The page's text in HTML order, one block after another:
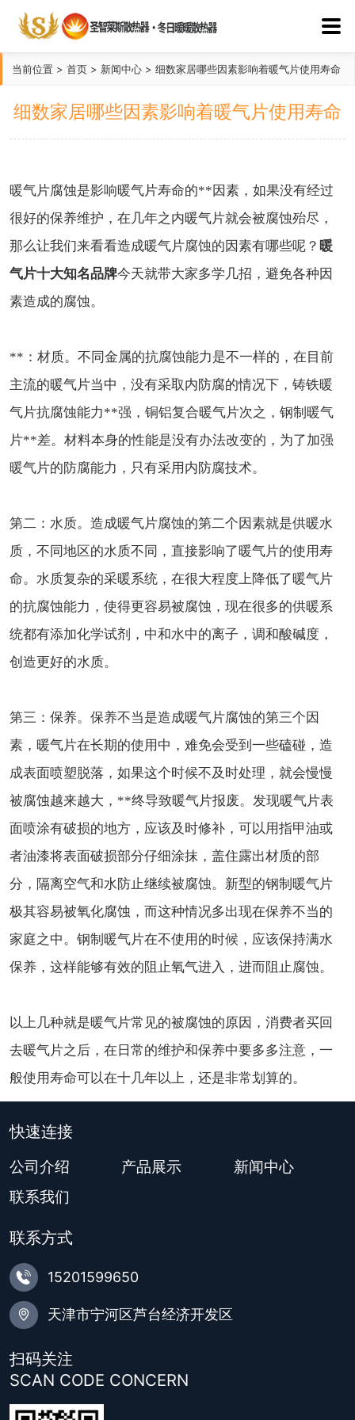
当前位置 > 首页 > 新闻中心 > 细数家居哪些因素影响着暖气片使用寿命
细数家居哪些因素影响着暖气片使用寿命
暖气片腐蚀是影响暖气片寿命的**因素，如果没有经过
很好的保养维护，在几年之内暖气片就会被腐蚀殆尽，
那么让我们来看看造成暖气片腐蚀的因素有哪些呢？ 暖
气片十大知名品牌今天就带大家多学几招，避免各种因
素造成的腐蚀。
**：材质。不同金属的抗腐蚀能力是不一样的，在目前
主流的暖气片当中，没有采取内防腐的情况下，铸铁暖
气片抗腐蚀能力**强，铜铝复合暖气片次之，钢制暖气
片**差。材料本身的性能是没有办法改变的，为了加强
暖气片的防腐能力，只有采用内防腐技术。
第二：水质。造成暖气片腐蚀的第二个因素就是供暖水
质，不同地区的水质不同，直接影响了暖气片的使用寿
命。水质复杂的采暖系统，在很大程度上降低了暖气片
的抗腐蚀能力，使得更容易被腐蚀，现在很多的供暖系
统都有添加化学试剂，中和水中的离子，调和酸碱度，
创造更好的水质。
第三：保养。保养不当是造成暖气片腐蚀的第三个因
素，暖气片在长期的使用中，难免会受到一些磕碰，造
成表面喷塑脱落，如果这个时候不及时处理，就会慢慢
被腐蚀越来越大，**终导致暖气片报废。发现暖气片表
面喷涂有破损的地方，应该及时修补，可以用指甲油或
者油漆将表面破损部分仔细涂抹，盖住露出材质的部
分，隔离空气和水防止继续被腐蚀。新型的钢制暖气片
极其容易被氧化腐蚀，而这种情况多出现在保养不当的
家庭之中。钢制暖气片在不使用的时候，应该保持满水
保养，这样能够有效的阻止氧气进入，进而阻止腐蚀。
以上几种就是暖气片常见的被腐蚀的原因，消费者买回
去暖气片之后，在日常的维护和保养中要多多注意，一
般使用寿命可以在十几年以上，还是非常划算的。
快速连接
公司介绍 产品展示
新闻中心
联系我们
联系方式
 15201599650
 天津市宁河区芦台经济开发区
扫码关注
SCAN CODE CONCERN